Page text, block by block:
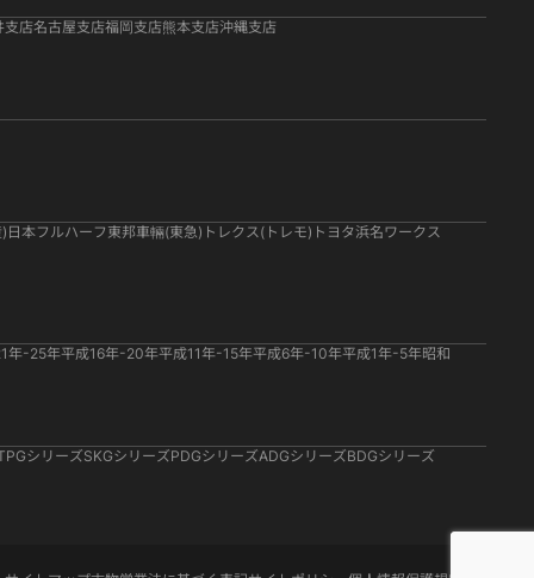
支店名古屋支店福岡支店熊本支店沖縄支店
日本フルハーフ 東邦車輛(東急) トレクス(トレモ) トヨタ浜名ワークス
年-25年平成16年-20年平成11年-15年平成6年-10年平成1年-5年昭和
シリーズSKGシリーズPDGシリーズADGシリーズBDGシリーズ